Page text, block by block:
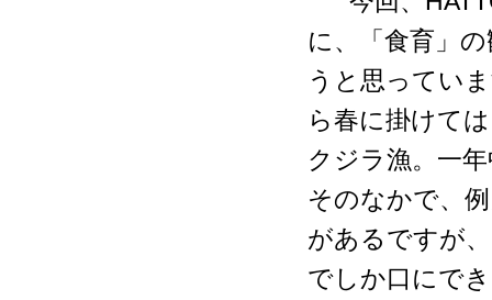
に、「食育」
うと思ってい
ら春に掛けて
クジラ漁。一
そのなかで、
があるですが
でしか口にで